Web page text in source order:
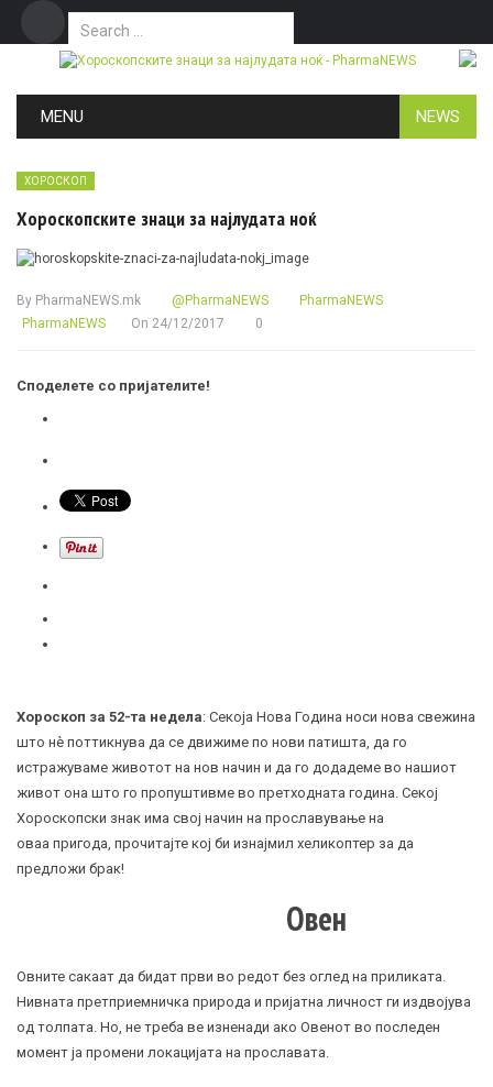
Search for:
MENU NEWS
ХОРОСКОП
Хороскопските знаци за најлудата ноќ
By PharmaNEWS.mk @PharmaNEWS
PharmaNEWS
PharmaNEWS
On 24/12/2017 0
Споделете со пријателите!
Хороскоп за 52-та недела: Секоја Нова Година носи нова свежина
што нè поттикнува да се движиме по нови патишта, да го
истражуваме животот на нов начин и да го додадеме во нашиот
живот она што го пропуштивме во претходната година. Секој
Хороскопски знак има свој начин на прославување на
оваа пригода, прочитајте кој би изнајмил хеликоптер за да
предложи брак!
Овен
Овните сакаат да бидат први во редот без оглед на приликата.
Нивната претприемничка природа и пријатна личност ги издвојува
од толпата. Но, не треба ве изненади ако Овенот во последен
момент ја промени локацијата на прославата.